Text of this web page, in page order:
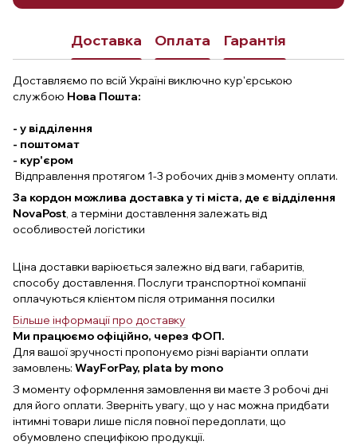
Доставка Оплата Гарантія
Доставляємо по всій Україні виключно кур'єрською
службою Нова Пошта:
- у відділення
- поштомат
- кур'єром
Відправлення протягом 1-3 робочих днів з моменту оплати.
За кордон можлива доставка у ті міста, де є відділення
NovaPost, а терміни доставлення залежать від
особливостей логістики
Ціна доставки варіюється залежно від ваги, габаритів,
способу доставлення. Послуги транспортної компанії
оплачуються клієнтом після отримання посилки
Більше інформації про доставку
Ми працюємо офіційно, через ФОП.
Для вашої зручності пропонуємо різні варіанти оплати
замовлень: WayForPay, plata by mono
З моменту оформлення замовлення ви маєте 3 робочі дні
для його оплати. Зверніть увагу, що у нас можна придбати
інтимні товари лише після повної передоплати, що
обумовлено специфікою продукції.